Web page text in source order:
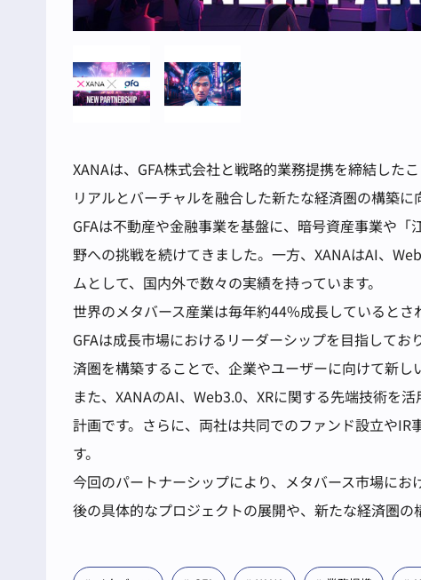
XANAは、GFA株式会社と戦略的業務提携を締結した
リアルとバーチャルを融合した新たな経済圏の構築に
GFAは不動産や金融事業を基盤に、暗号資産事業や
野への挑戦を続けてきました。一方、XANAはAI、
ムとして、国内外で数々の実績を持っています。
世界のメタバース産業は毎年約44%成長していると
GFAは成長市場におけるリーダーシップを目指して
済圏を構築することで、企業やユーザーに向けて新し
また、XANAのAI、Web3.0、XRに関する先端技術を
計画です。さらに、両社は共同でのファンド設立や
す。
今回のパートナーシップにより、メタバース市場に
後の具体的なプロジェクトの展開や、新たな経済圏の